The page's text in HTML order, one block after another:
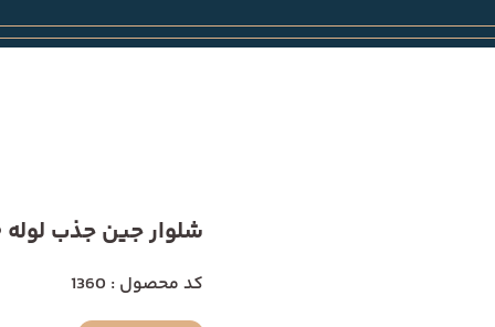
شلوار جین جذب لوله 1360
کد محصول : 1360